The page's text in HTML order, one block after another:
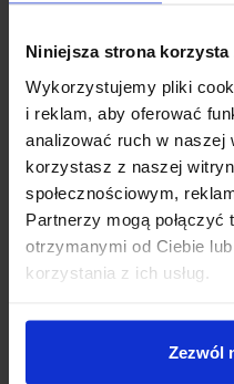
Niniejsza strona
Wykorzystujemy pliki
i reklam, aby oferować
analizować ruch w naszej
korzystasz z naszej
społecznościowym,
Partnerzy mogą
otrzymanymi od Ciebie
korzystania z ich usług.
Zezwól